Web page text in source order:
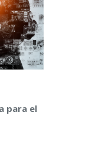
para el